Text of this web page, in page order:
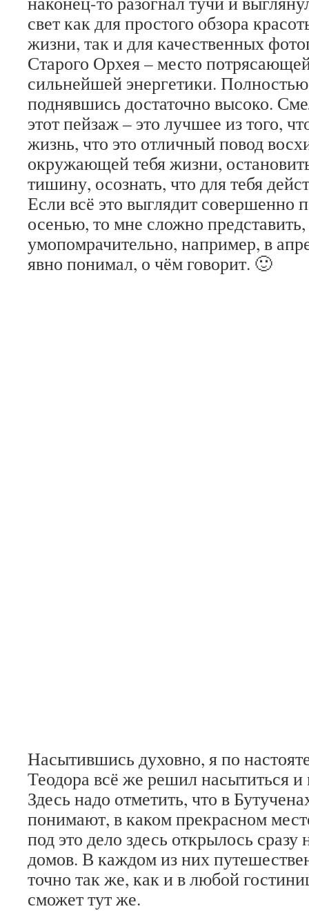
свет как для простого обзора
жизни, так и для качественных
Старого Орхея – место
сильнейшей энергетики. Полностью
поднявшись достаточно высоко.
этот пейзаж – это лучшее из того,
жизнь, что это отличный повод
окружающей тебя жизни,
тишину, осознать, что для тебя
Если всё это выглядит совершенно
осенью, то мне сложно представить,
умопомрачительно, например, в
явно понимал, о чём говорит. 🙂
Насытившись духовно, я по
Теодора всё же решил насытиться
Здесь надо отметить, что в
понимают, в каком прекрасном
под это дело здесь открылось сразу
домов. В каждом из них
точно так же, как и в любой
сможет тут же.